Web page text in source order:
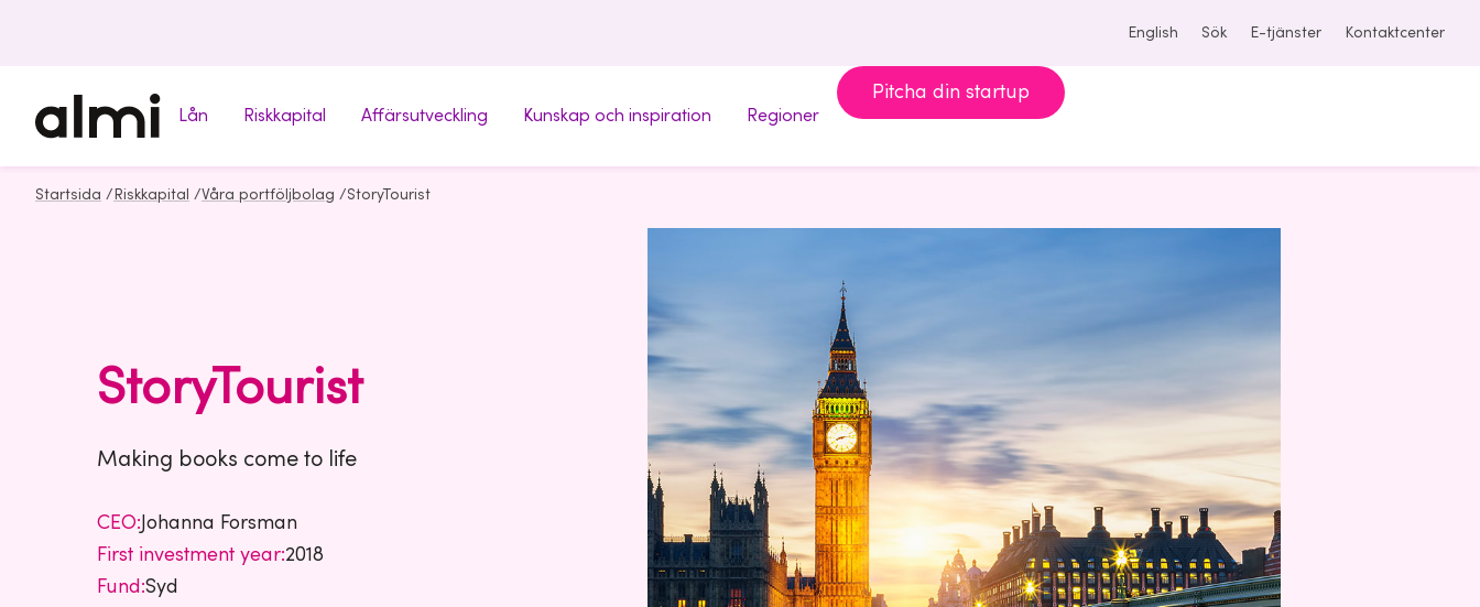
English Sök E-tjänster Kontaktcenter
Lån Riskkapital Affärsutveckling Kunskap och inspiration Regioner
Pitcha din startup
Startsida / Riskkapital /Våra portföljbolag /StoryTourist
StoryTourist
Making books come to life
CEO:Johanna Forsman
First investment year:2018
Fund:Syd